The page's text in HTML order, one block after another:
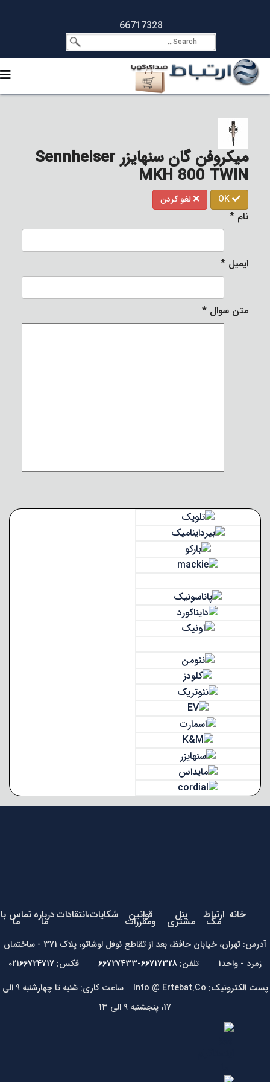
66717328
میکروفن گان سنهایزر Sennheiser
MKH 800 TWIN
OK لغو کردن
نام *
ایمیل *
متن سوال *
خانه ارتباط
مگ پنل
مشتری قوانین
ومقررات شکایات،انتقاداتدرباره
ما تماس با
ما
آدرس: تهران، خیابان حافظ، بعد از تقاطع نوفل لوشاتو، پلاک 371 - ساختمان
زمرد - واحد1 تلفن:
66717328-66727433 فکس: 021 66724717
پست الکترونیک: Info @ Ertebat.Co ساعت کاری: شنبه تا چهارشنبه 9 الی
17، پنجشنبه 9 الی 13